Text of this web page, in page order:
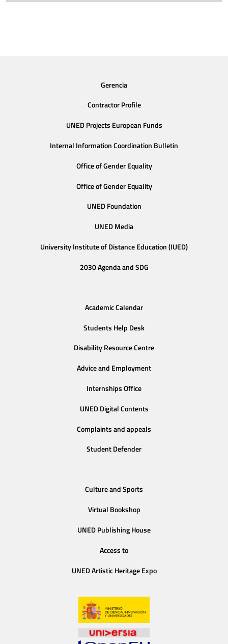
Gerencia
Contractor Profile
UNED Projects European Funds
Internal Information Coordination Bulletin
Office of Gender Equality
Office of Gender Equality
UNED Foundation
UNED Media
University Institute of Distance Education (IUED)
2030 Agenda and SDG
Academic Calendar
Students Help Desk
Disability Resource Centre
Advice and Employment
Internships Office
UNED Digital Contents
Complaints and appeals
Student Defender
Culture and Sports
Virtual Bookshop
UNED Publishing House
Access to
UNED Artistic Heritage Expo